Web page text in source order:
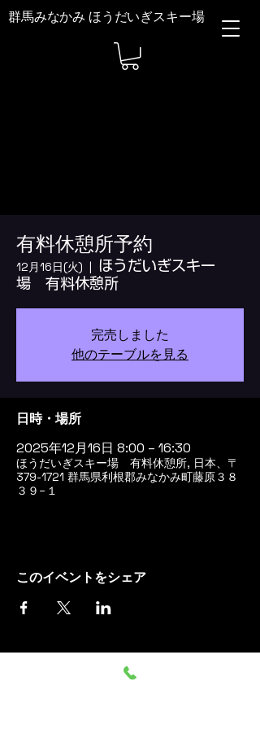
群馬みなかみ ほうだいぎスキー場
有料休憩所予約
12月16日(火)
  |
ほうだいぎスキー
場 有料休憩所
完売しました
他のテーブルを見る
日時・場所
2025年12月16日 8:00 – 16:30
ほうだいぎスキー場 有料休憩所, 日本、〒
379-1721 群馬県利根郡みなかみ町藤原３８
３９−１
このイベントをシェア
群馬みなかみ ほうだいぎス